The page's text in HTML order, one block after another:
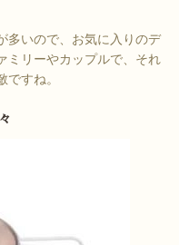
多いので、お気に入りのデ
ミリーやカップルで、それ
すね。